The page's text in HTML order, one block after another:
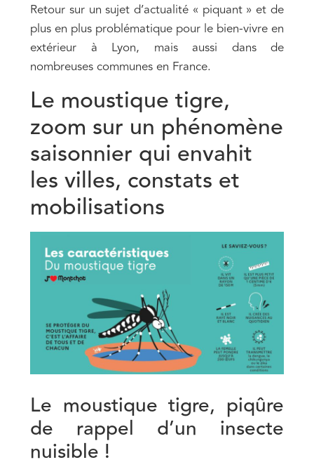
Retour sur un sujet d’actualité « piquant » et de
plus en plus problématique pour le bien-vivre en
extérieur à Lyon, mais aussi dans de
nombreuses communes en France.
Le moustique tigre,
zoom sur un phénomène
saisonnier qui envahit
les villes, constats et
mobilisations
Le moustique tigre, piqûre
de rappel d’un insecte
nuisible !